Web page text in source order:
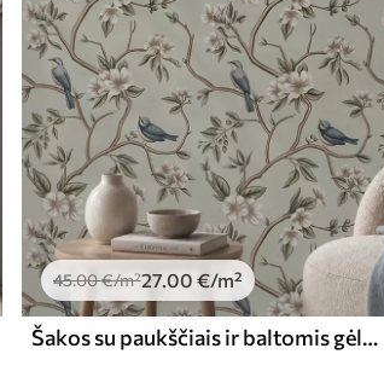
45.00€/m²27.00 €/m²
Šakos su paukščiais ir baltomis gėlėmis subtiliame fone